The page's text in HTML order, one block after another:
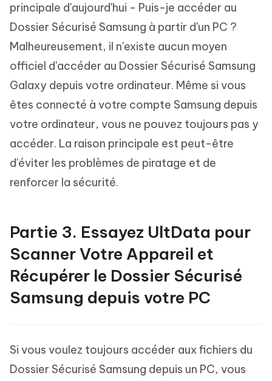
principale d'aujourd'hui - Puis-je accéder au
Dossier Sécurisé Samsung à partir d'un PC ?
Malheureusement, il n'existe aucun moyen
officiel d'accéder au Dossier Sécurisé Samsung
Galaxy depuis votre ordinateur. Même si vous
êtes connecté à votre compte Samsung depuis
votre ordinateur, vous ne pouvez toujours pas y
accéder. La raison principale est peut-être
d'éviter les problèmes de piratage et de
renforcer la sécurité.
Partie 3. Essayez UltData pour
Scanner Votre Appareil et
Récupérer le Dossier Sécurisé
Samsung depuis votre PC
Si vous voulez toujours accéder aux fichiers du
Dossier Sécurisé Samsung depuis un PC, vous